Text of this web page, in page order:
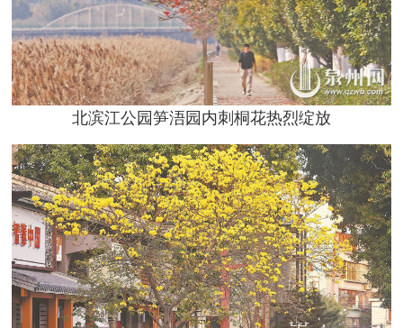
北滨江公园笋浯园内刺桐花热烈绽放